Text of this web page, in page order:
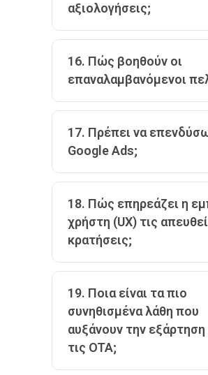
αξιολογήσεις;
16. Πώς βοηθούν οι
επαναλαμβανόμενοι
17. Πρέπει να
Google Ads;
18. Πώς επηρεάζει η
χρήστη (UX) τις
κρατήσεις;
19. Ποια είναι τα πιο
συνηθισμένα λάθη που
αυξάνουν την
τις OTA;